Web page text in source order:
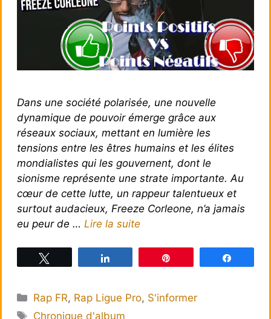
Dans une société polarisée, une nouvelle
dynamique de pouvoir émerge grâce aux
réseaux sociaux, mettant en lumière les
tensions entre les êtres humains et les élites
mondialistes qui les gouvernent, dont le
sionisme représente une strate importante. Au
cœur de cette lutte, un rappeur talentueux et
surtout audacieux, Freeze Corleone, n’a jamais
eu peur de … Lire la suite
Catégories
Rap FR, Rap Ligue Pro, S'informer
Étiquettes
Chronique d'album